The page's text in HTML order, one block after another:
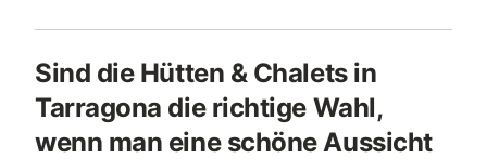
Sind die Hütten & Chalets in
Tarragona die richtige Wahl,
wenn man eine schöne Aussicht